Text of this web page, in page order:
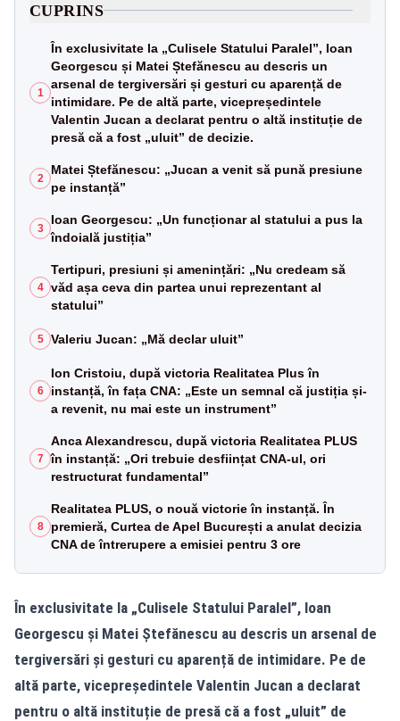
CUPRINS
1
În exclusivitate la „Culisele Statului Paralel”, Ioan
Georgescu și Matei Ștefănescu au descris un
arsenal de tergiversări și gesturi cu aparență de
intimidare. Pe de altă parte, vicepreședintele
Valentin Jucan a declarat pentru o altă instituție de
presă că a fost „uluit” de decizie.
2
Matei Ștefănescu: „Jucan a venit să pună presiune
pe instanță”
3
Ioan Georgescu: „Un funcționar al statului a pus la
îndoială justiția”
4
Tertipuri, presiuni și amenințări: „Nu credeam să
văd așa ceva din partea unui reprezentant al
statului”
5 Valeriu Jucan: „Mă declar uluit”
6
Ion Cristoiu, după victoria Realitatea Plus în
instanță, în fața CNA: „Este un semnal că justiția și-
a revenit, nu mai este un instrument”
7
Anca Alexandrescu, după victoria Realitatea PLUS
în instanță: „Ori trebuie desființat CNA-ul, ori
restructurat fundamental”
8
Realitatea PLUS, o nouă victorie în instanță. În
premieră, Curtea de Apel București a anulat decizia
CNA de întrerupere a emisiei pentru 3 ore
În exclusivitate la „Culisele Statului Paralel”, Ioan
Georgescu și Matei Ștefănescu au descris un arsenal de
tergiversări și gesturi cu aparență de intimidare. Pe de
altă parte, vicepreședintele Valentin Jucan a declarat
pentru o altă instituție de presă că a fost „uluit” de